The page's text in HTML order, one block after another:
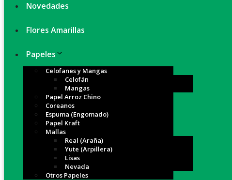
Novedades
Flores Amarillas
Papeles
Celofanes y Mangas
Celofán
Mangas
Papel Arroz Chino
Coreanos
Espuma (Engomado)
Papel Kraft
Mallas
Real (Araña)
Yute (Arpillera)
Lisas
Nevada
Otros Papeles